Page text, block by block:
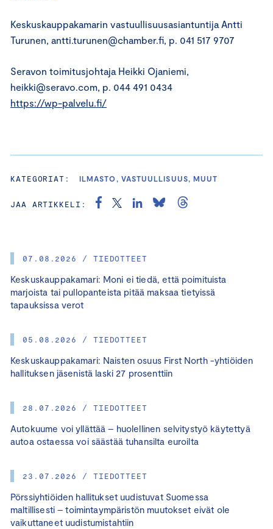
07.08.2026 / TIEDOTTEET
Keskuskauppakamari: Moni ei tiedä, että poimituista
marjoista tai pullopanteista pitää maksaa tietyissä
tapauksissa verot
05.08.2026 / TIEDOTTEET
Keskuskauppakamari: Naisten osuus First North -yhtiöiden
hallituksen jäsenistä laski 27 prosenttiin
28.07.2026 / TIEDOTTEET
Autokuume voi yllättää – huolellinen selvitystyö käytettyä
autoa ostaessa voi säästää tuhansilta euroilta
23.07.2026 / TIEDOTTEET
Pörssiyhtiöiden hallitukset uudistuvat Suomessa
maltillisesti – toimintaympäristön muutokset eivät ole
vaikuttaneet uudistumistahtiin
Keskuskauppakamarin vastuullisuusasiantuntija Antti
Turunen, antti.turunen@chamber.fi, p. 041 517 9707
Seravon toimitusjohtaja Heikki Ojaniemi,
heikki@seravo.com, p. 044 491 0434
https://wp-palvelu.fi/
KATEGORIAT: ILMASTO, VASTUULLISUUS, MUUT
JAA ARTIKKELI: